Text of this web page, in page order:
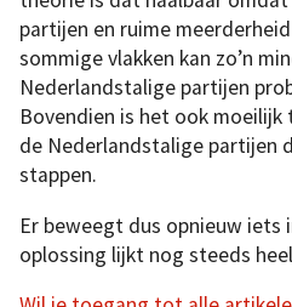
partijen en ruime
sommige vlakken kan zo’n
Nederlandstalige partijen
Bovendien is het ook
de Nederlandstalige partijen
stappen.
Er beweegt dus opnieuw iets
oplossing lijkt nog steeds